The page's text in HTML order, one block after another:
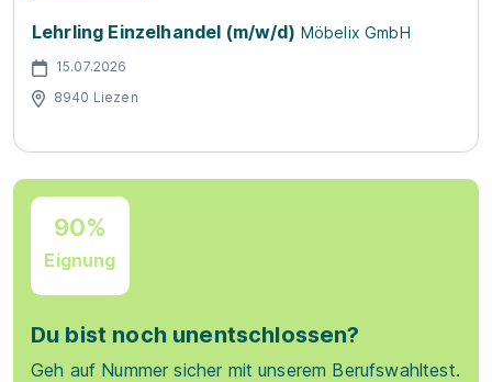
Lehrling Einzelhandel (m/w/d) Möbelix GmbH
15.07.2026
8940 Liezen
90%
Eignung
Du bist noch unentschlossen?
Geh auf Nummer sicher mit unserem Berufswahltest.